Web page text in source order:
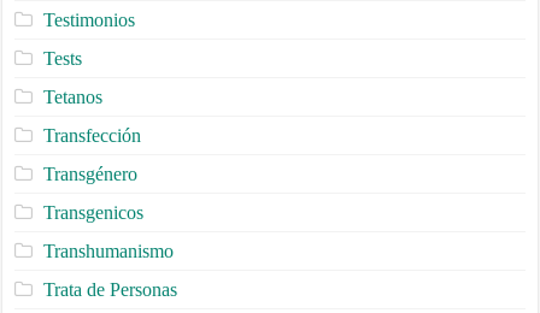
Testimonios
Tests
Tetanos
Transfección
Transgénero
Transgenicos
Transhumanismo
Trata de Personas